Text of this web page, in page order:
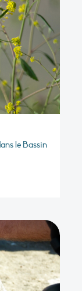
le Bassin